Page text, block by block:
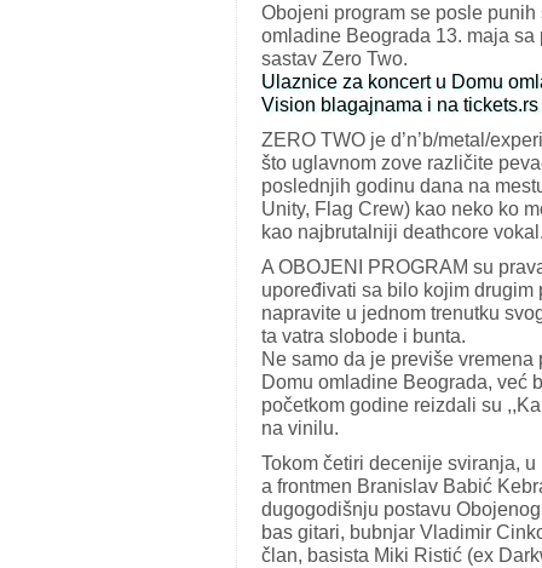
Obojeni program se posle
omladine Beograda 13. maja
sastav Zero Two.
Ulaznice za koncert u Domu
Vision blagajnama i na
ZERO TWO je d’n’b/metal/
što uglavnom zove različite
poslednjih godinu dana na
Unity, Flag Crew) kao neko ko
kao najbrutalniji deathcore
A OBOJENI PROGRAM su
upoređivati sa bilo kojim
napravite u jednom trenutku
ta vatra slobode i bunta.
Ne samo da je previše
Domu omladine Beograda, već
početkom godine reizdali su
na vinilu.
Tokom četiri decenije sviranja,
a frontmen Branislav Babić
dugogodišnju postavu
bas gitari, bubnjar Vladimir
član, basista Miki Ristić (ex